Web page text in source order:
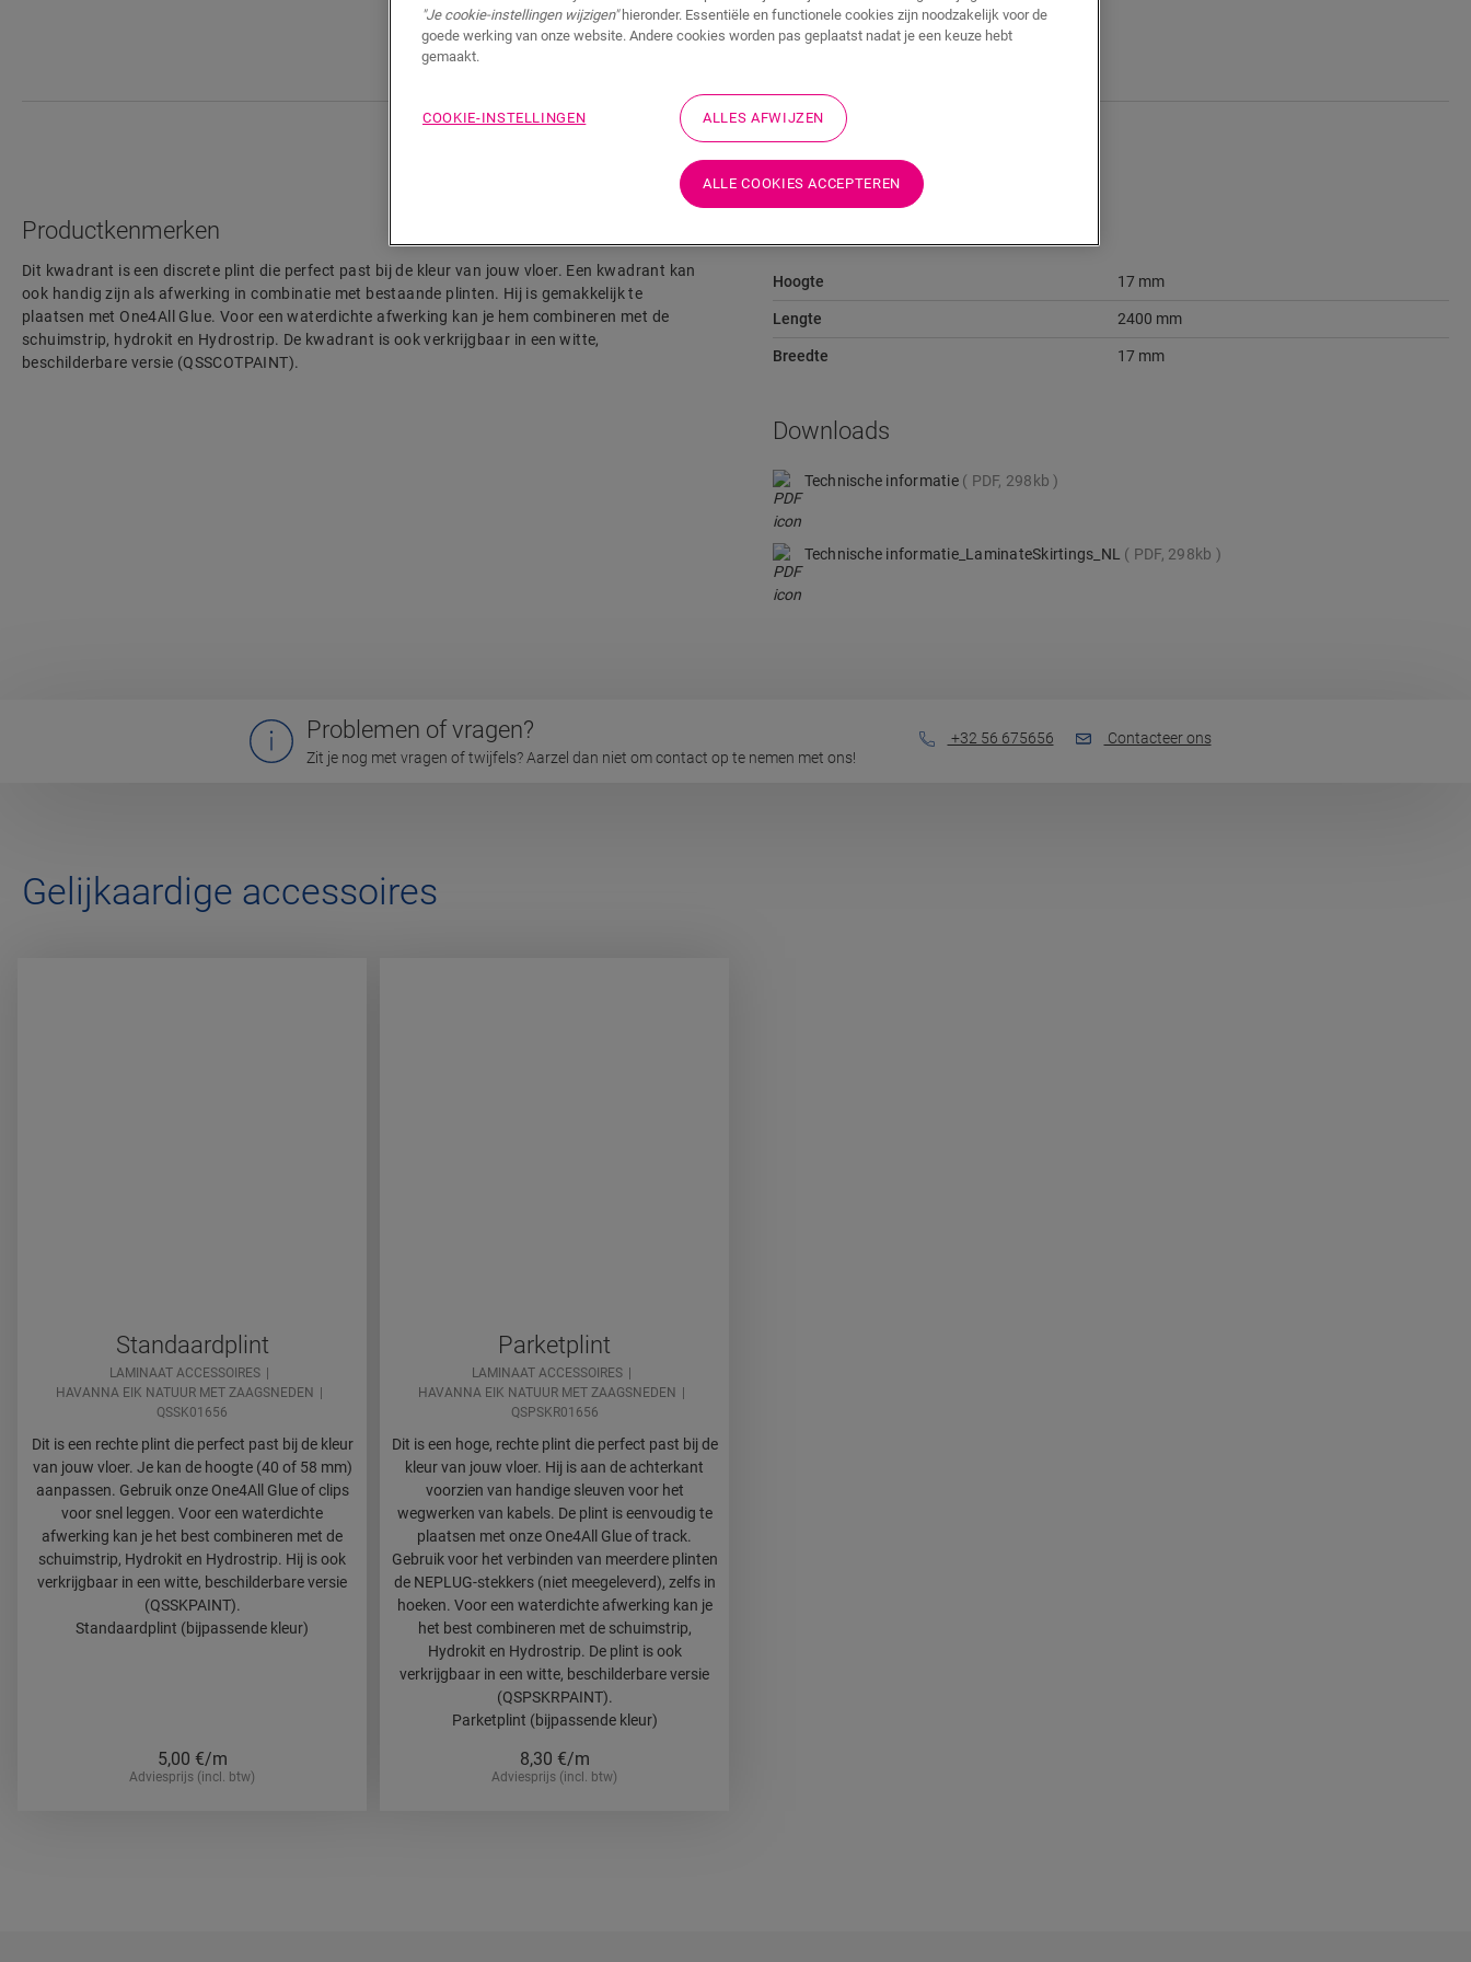
Snelkoppeling naar Downloads
Productkenmerken
Dit kwadrant is een discrete plint die perfect past bij de kleur van jouw vloer. Een kwadrant kan
ook handig zijn als afwerking in combinatie met bestaande plinten. Hij is gemakkelijk te
plaatsen met One4All Glue. Voor een waterdichte afwerking kan je hem combineren met de
schuimstrip, hydrokit en Hydrostrip. De kwadrant is ook verkrijgbaar in een witte,
beschilderbare versie (QSSCOTPAINT).
Hoogte 17 mm
Lengte 2400 mm
Breedte 17 mm
Downloads
Technische informatie PDF, 298kb
Technische informatie_LaminateSkirtings_NL PDF, 298kb
Problemen of vragen?
Zit je nog met vragen of twijfels? Aarzel dan niet om contact op te nemen met ons!
+32 56 675656 Contacteer ons
Gelijkaardige accessoires
Standaardplint
LAMINAAT ACCESSOIRES
HAVANNA EIK NATUUR MET ZAAGSNEDEN
QSSK01656
Dit is een rechte plint die perfect past bij de kleur
van jouw vloer. Je kan de hoogte (40 of 58 mm)
aanpassen. Gebruik onze One4All Glue of clips
voor snel leggen. Voor een waterdichte
afwerking kan je het best combineren met de
schuimstrip, Hydrokit en Hydrostrip. Hij is ook
verkrijgbaar in een witte, beschilderbare versie
(QSSKPAINT).
Standaardplint (bijpassende kleur)
5,00 €/m
Adviesprijs (incl. btw)
Parketplint
LAMINAAT ACCESSOIRES
HAVANNA EIK NATUUR MET ZAAGSNEDEN
QSPSKR01656
Dit is een hoge, rechte plint die perfect past bij de
kleur van jouw vloer. Hij is aan de achterkant
voorzien van handige sleuven voor het
wegwerken van kabels. De plint is eenvoudig te
plaatsen met onze One4All Glue of track.
Gebruik voor het verbinden van meerdere plinten
de NEPLUG-stekkers (niet meegeleverd), zelfs in
hoeken. Voor een waterdichte afwerking kan je
het best combineren met de schuimstrip,
Hydrokit en Hydrostrip. De plint is ook
verkrijgbaar in een witte, beschilderbare versie
(QSPSKRPAINT).
Parketplint (bijpassende kleur)
8,30 €/m
Adviesprijs (incl. btw)
"Je cookie-instellingen wijzigen"hieronder. Essentiële en functionele cookies zijn noodzakelijk voor de
goede werking van onze website. Andere cookies worden pas geplaatst nadat je een keuze hebt
gemaakt.
COOKIE-INSTELLINGEN ALLES AFWIJZEN
ALLE COOKIES ACCEPTEREN